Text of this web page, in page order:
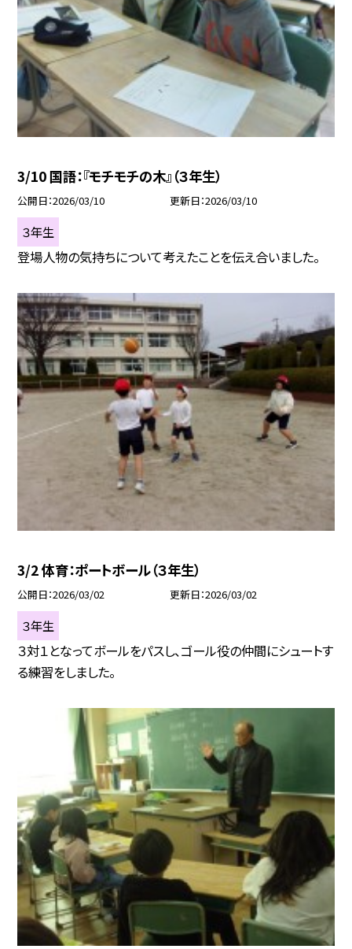
3/10 国語：『モチモチの木』（３年生）
公開日 2026/03/10 更新日 2026/03/10
３年生
登場人物の気持ちについて考えたことを伝え合いました。
3/2 体育：ポートボール（３年生）
公開日 2026/03/02 更新日 2026/03/02
３年生
３対１となってボールをパスし、ゴール役の仲間にシュートす
る練習をしました。